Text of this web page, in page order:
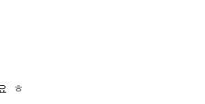
ㅎ